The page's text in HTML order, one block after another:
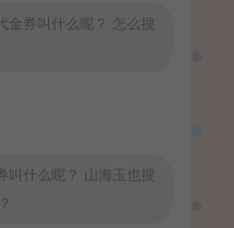
金券叫什么呢？ 怎么搜
叫什么呢？ 山海玉也搜